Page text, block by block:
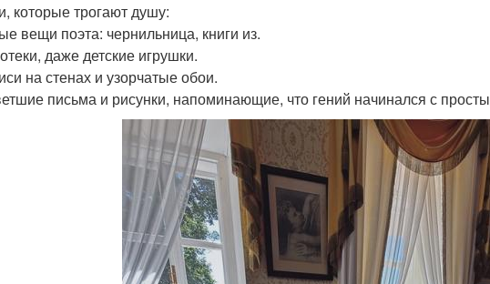
которые трогают душу:
вещи поэта: чернильница, книги из.
даже детские игрушки.
на стенах и узорчатые обои.
письма и рисунки, напоминающие, что гений начинался с